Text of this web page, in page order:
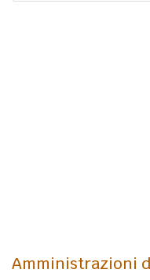
Amministrazioni